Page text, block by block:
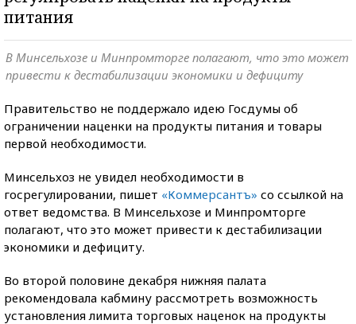
питания
В Минсельхозе и Минпромторге полагают, что это может
привести к дестабилизации экономики и дефициту
Правительство не поддержало идею Госдумы об
ограничении наценки на продукты питания и товары
первой необходимости.
Минсельхоз не увидел необходимости в
госрегулировании, пишет «Коммерсантъ» со ссылкой на
ответ ведомства. В Минсельхозе и Минпромторге
полагают, что это может привести к дестабилизации
экономики и дефициту.
Во второй половине декабря нижняя палата
рекомендовала кабмину рассмотреть возможность
установления лимита торговых наценок на продукты